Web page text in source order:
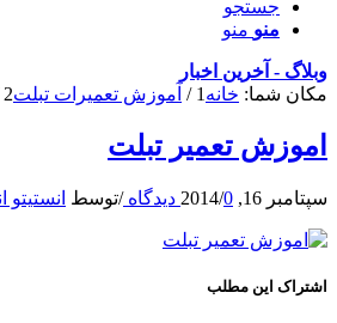
جستجو
منو منو
وبلاگ - آخرین اخبار
مکان شما: خانه 1
/ آموزش تعمیرات تبلت2
اموزش تعمیر تبلت
سپتامبر 16, 2014 /0 دیدگاه /توسط
اشتراک این مطلب